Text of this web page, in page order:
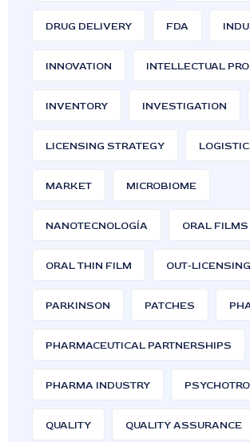
DRUG DELIVERY FDA
INNOVATION INTELLECTUAL
INVENTORY INVESTIGATION
LICENSING STRATEGY
MARKET MICROBIOME
NANOTECNOLOGÍA ORAL
ORAL THIN FILM OUT-LICENSING
PARKINSON PATCHES
PHARMACEUTICAL PARTNERSHIPS
PHARMA INDUSTRY
QUALITY QUALITY ASSURANCE